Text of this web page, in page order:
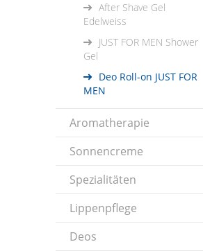
After Shave Gel
Edelweiss
JUST FOR MEN Shower
Gel
Deo Roll-on JUST FOR
MEN
Aromatherapie
Sonnencreme
Spezialitäten
Lippenpflege
Deos